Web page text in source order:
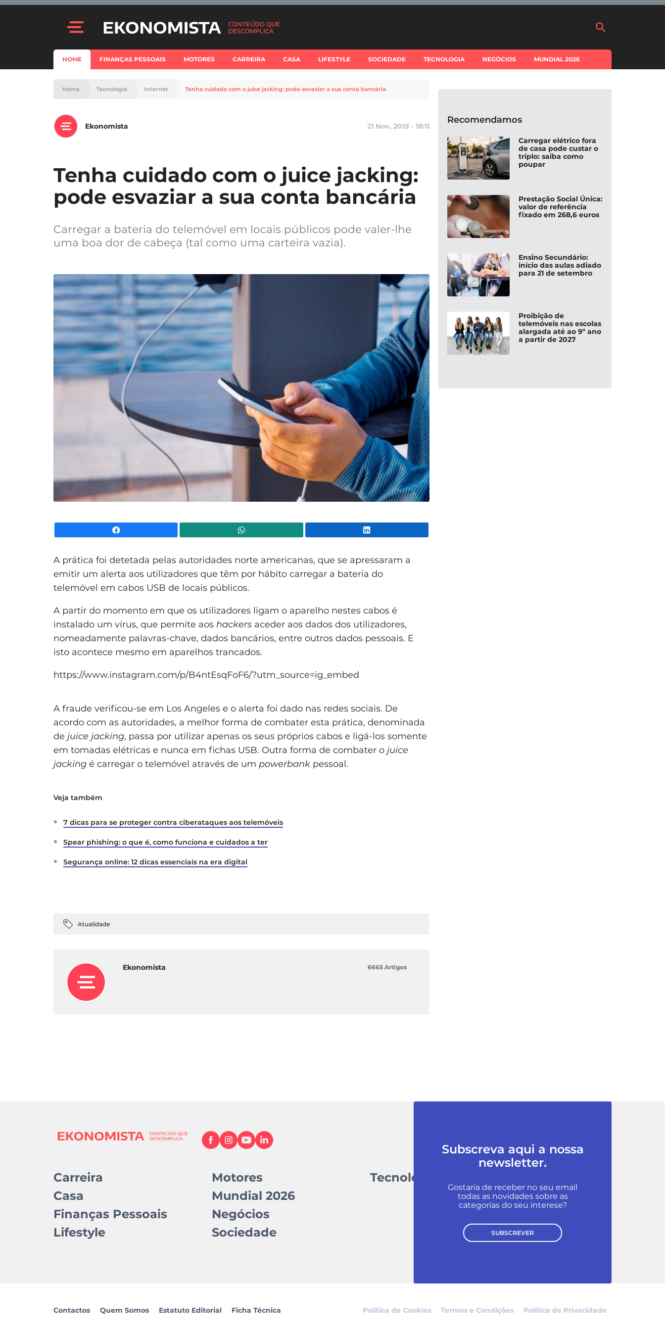
HOME FINANÇAS PESSOAIS MOTORES CARREIRA CASA LIFESTYLE SOCIEDADE TECNOLOGIA NEGÓCIOS MUNDIAL 2026
Home Tecnologia Internet Tenha cuidado com o juice jacking: pode esvaziar a sua conta bancária
Ekonomista 21 Nov, 2019 - 18:11
Tenha cuidado com o juice jacking:
pode esvaziar a sua conta bancária
Carregar a bateria do telemóvel em locais públicos pode valer-lhe
uma boa dor de cabeça (tal como uma carteira vazia).
A prática foi detetada pelas autoridades norte americanas, que se apressaram a
emitir um alerta aos utilizadores que têm por hábito carregar a bateria do
telemóvel em cabos USB de locais públicos.
A partir do momento em que os utilizadores ligam o aparelho nestes cabos é
instalado um vírus, que permite aos hackers aceder aos dados dos utilizadores,
nomeadamente palavras-chave, dados bancários, entre outros dados pessoais. E
isto acontece mesmo em aparelhos trancados.
https://www.instagram.com/p/B4ntEsqFoF6/?utm_source=ig_embed
A fraude verificou-se em Los Angeles e o alerta foi dado nas redes sociais. De
acordo com as autoridades, a melhor forma de combater esta prática, denominada
de juice jacking, passa por utilizar apenas os seus próprios cabos e ligá-los somente
em tomadas elétricas e nunca em fichas USB. Outra forma de combater o juice
jacking é carregar o telemóvel através de um powerbank pessoal.
Veja também
7 dicas para se proteger contra ciberataques aos telemóveis
Spear phishing: o que é, como funciona e cuidados a ter
Segurança online: 12 dicas essenciais na era digital
Atualidade
Ekonomista 6665 Artigos
Recomendamos
Carregar elétrico fora
de casa pode custar o
triplo: saiba como
poupar
Prestação Social Única:
valor de referência
fixado em 268,6 euros
Ensino Secundário:
início das aulas adiado
para 21 de setembro
Proibição de
telemóveis nas escolas
alargada até ao 9º ano
a partir de 2027
Carreira
Casa
Finanças Pessoais
Lifestyle
Motores
Mundial 2026
Negócios
Sociedade
Tecnologia
Subscreva aqui a nossa
newsletter.
Gostaria de receber no seu email
todas as novidades sobre as
categorias do seu interese?
SUBSCREVER
Contactos Quem Somos Estatuto Editorial Ficha Técnica Política de Cookies Termos e Condições Política de Privacidade